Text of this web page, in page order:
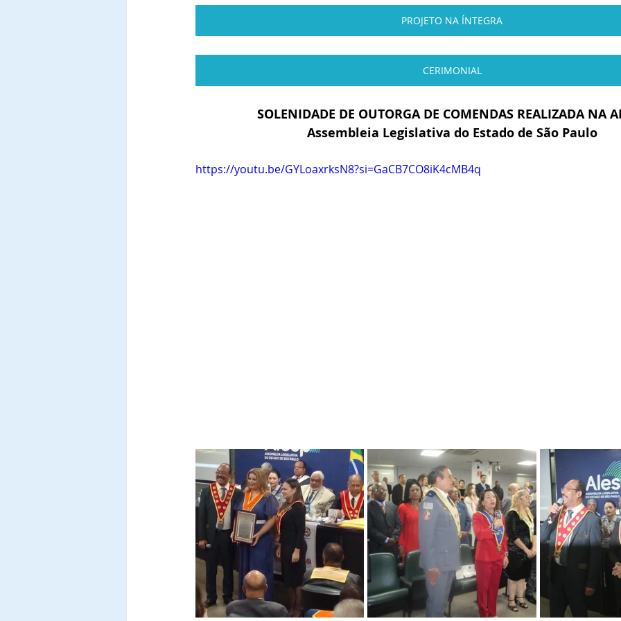
PROJETO NA ÍNTEGRA
CERIMONIAL
SOLENIDADE DE OUTORGA DE COMENDAS REALIZADA NA
Assembleia Legislativa do Estado de São Paulo
https://youtu.be/GYLoaxrksN8?si=GaCB7CO8iK4cMB4q